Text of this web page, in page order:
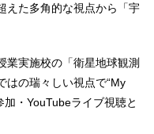
えた多角的な視点から「宇
業実施校の「衛星地球観測
はの瑞々しい視点で“My
・YouTubeライブ視聴と